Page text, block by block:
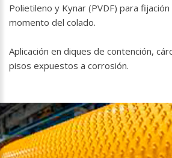
Polietileno y Kynar (PVDF) para
momento del colado.
Aplicación en diques de contención,
pisos expuestos a corrosión.